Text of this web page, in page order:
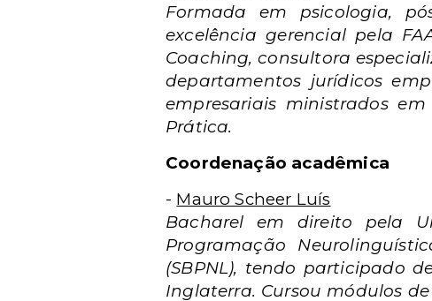
Formada em psicologia,
excelência gerencial pela
Coaching, consultora
departamentos jurídicos
empresariais ministrados
Prática.
Coordenação acadêmica
- Mauro Scheer Luís
Bacharel em direito pela
Programação
(SBPNL), tendo participado
Inglaterra. Cursou módulos